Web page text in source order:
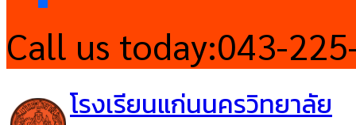
Call us today:043-
โรงเรียนแก่นนครวิทยาลัย